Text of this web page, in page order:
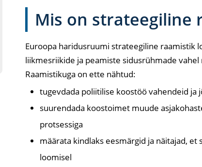
Mis on strateegiline
Euroopa haridusruumi strateegiline raamistik
liikmesriikide ja peamiste sidusrühmade vahel
Raamistikuga on ette nähtud:
tugevdada poliitilise koostöö vahendeid ja
suurendada koostoimet muude
protsessiga
määrata kindlaks eesmärgid ja näitajad,
loomisel